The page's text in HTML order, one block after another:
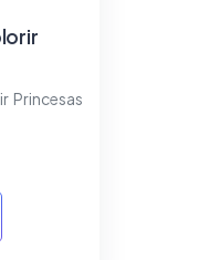
Princesas